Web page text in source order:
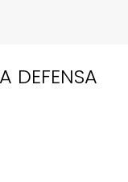
DEFENSA